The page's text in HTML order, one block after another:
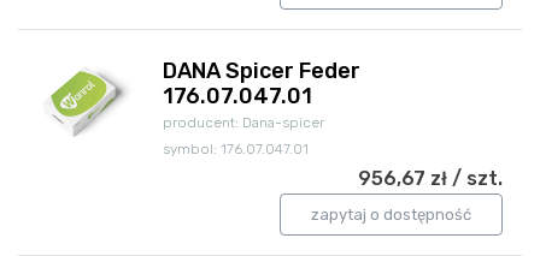
DANA Spicer Feder
176.07.047.01
producent: Dana-spicer
symbol: 176.07.047.01
956,67 zł / szt.
zapytaj o dostępność